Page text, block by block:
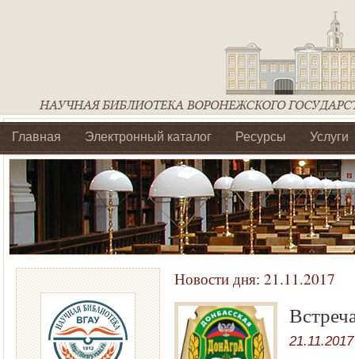
Главная Электронный каталог Ресурсы Услуги
Библиотеки регионального отделения Ассоциации
Новости дня: 21.11.2017
21.11.2017